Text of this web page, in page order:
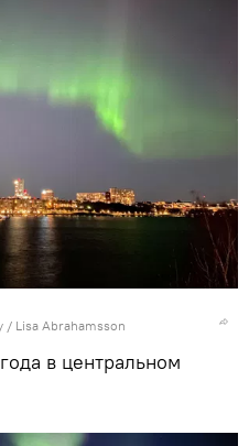
/ Lisa Abrahamsson
в центральном